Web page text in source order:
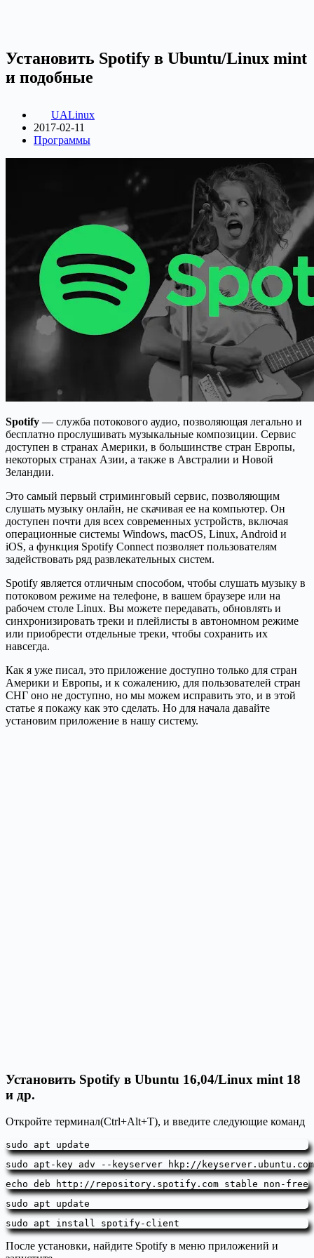
Установить Spotify в Ubuntu/Linux mint
и подобные
UALinux
2017-02-11
Программы
Spotify — служба потокового аудио, позволяющая легально и
бесплатно прослушивать музыкальные композиции. Сервис
доступен в странах Америки, в большинстве стран Европы,
некоторых странах Азии, а также в Австралии и Новой
Зеландии.
Это самый первый стриминговый сервис, позволяющим
слушать музыку онлайн, не скачивая ее на компьютер. Он
доступен почти для всех современных устройств, включая
операционные системы Windows, macOS, Linux, Android и
iOS, а функция Spotify Connect позволяет пользователям
задействовать ряд развлекательных систем.
Spotify является отличным способом, чтобы слушать музыку в
потоковом режиме на телефоне, в вашем браузере или на
рабочем столе Linux. Вы можете передавать, обновлять и
синхронизировать треки и плейлисты в автономном режиме
или приобрести отдельные треки, чтобы сохранить их
навсегда.
Как я уже писал, это приложение доступно только для стран
Америки и Европы, и к сожалению, для пользователей стран
СНГ оно не доступно, но мы можем исправить это, и в этой
статье я покажу как это сделать. Но для начала давайте
установим приложение в нашу систему.
Установить Spotify в Ubuntu 16,04/Linux mint 18
и др.
Откройте терминал(Ctrl+Alt+T), и введите следующие команд
sudo apt update
sudo apt-key adv --keyserver hkp://keyserver.ubuntu.com:80
echo deb http://repository.spotify.com stable non-
sudo apt update
sudo apt install spotify-client
После установки, найдите Spotify в меню приложений и